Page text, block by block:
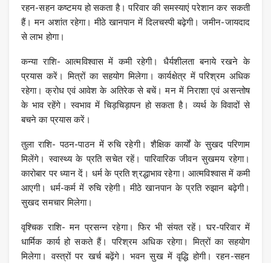
रहन-सहन कष्टमय हो सकता है। परिवार की समस्‍याएं परेशान कर सकती
हैं। मन अशांत रहेगा। मीठे खानपान में दिलचस्‍पी बढ़ेगी। जमीन-जायदाद
से लाभ होगा।
कन्या राशि- आत्मविश्वास में कमी रहेगी। धैर्यशीलता बनाये रखने के
प्रयास करें। मित्रों का सहयोग मिलेगा। कार्यक्षेत्र में परिश्रम अधिक
रहेगा। क्रोध एवं आवेश के अतिरेक से बचें। मन में निराशा एवं असन्तोष
के भाव रहेंगे। स्वभाव में चिड़चिड़ापन हो सकता है। व्‍यर्थ के व‍िवादों से
बचने का प्रयास करें।
तुला राशि- पठन-पाठन में रुचि रहेगी। शैक्षिक कार्यों के सुखद परिणाम
मिलेंगे। स्वास्थ्‍य के प्रति सचेत रहें। पारिवारिक जीवन सुखमय रहेगा।
कारोबार पर ध्यान दें। धर्म के प्रति श्रद्धाभाव रहेगा। आत्‍मविश्‍वास में कमी
आएगी। धर्म-कर्म में रुचि रहेगी। मीठे खानपान के प्रति रुझान बढ़ेगी।
सुखद समचार म‍िलेगा।
वृश्चिक राशि- मन प्रसन्न रहेगा। फिर भी संयत रहें। घर-परिवार में
धार्मिक कार्य हो सकते हैं। परिश्रम अधिक रहेगा। मित्रों का सहयोग
मिलेगा। वस्त्रों पर खर्च बढ़ेंगे। भवन सुख में वृद्धि होगी। रहन-सहन